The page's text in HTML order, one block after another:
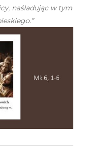
naśladując w tym